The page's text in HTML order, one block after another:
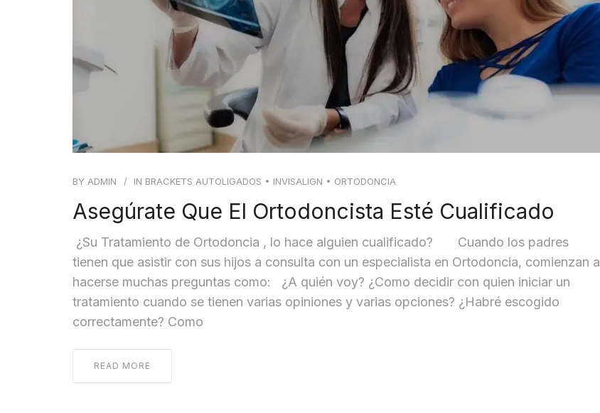
BY ADMIN IN BRACKETS AUTOLIGADOS • INVISALIGN • ORTODONCIA
Asegúrate Que El Ortodoncista Esté Cualificado
¿Su Tratamiento de Ortodoncia , lo hace alguien cualificado? Cuando los padres
tienen que asistir con sus hijos a consulta con un especialista en Ortodoncia, comienzan a
hacerse muchas preguntas como: ¿A quién voy? ¿Como decidir con quien iniciar un
tratamiento cuando se tienen varias opiniones y varias opciones? ¿Habré escogido
correctamente? Como
READ MORE